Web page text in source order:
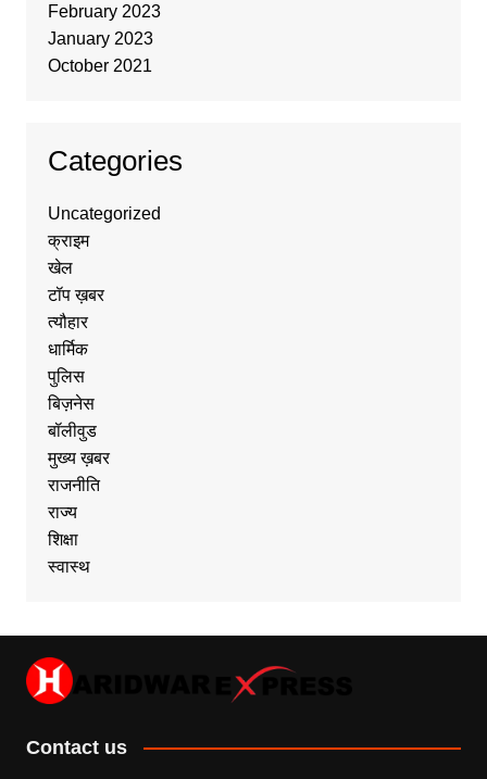
February 2023
January 2023
October 2021
Categories
Uncategorized
क्राइम
खेल
टॉप ख़बर
त्यौहार
धार्मिक
पुलिस
बिज़नेस
बॉलीवुड
मुख्य ख़बर
राजनीति
राज्य
शिक्षा
स्वास्थ
Contact us